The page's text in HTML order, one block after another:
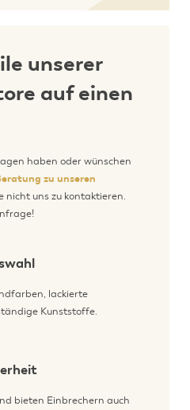
unserer
auf einen
haben oder wünschen
zu unseren
nicht uns zu kontaktieren.
lackierte
Kunststoffe.
bieten Einbrechern auch